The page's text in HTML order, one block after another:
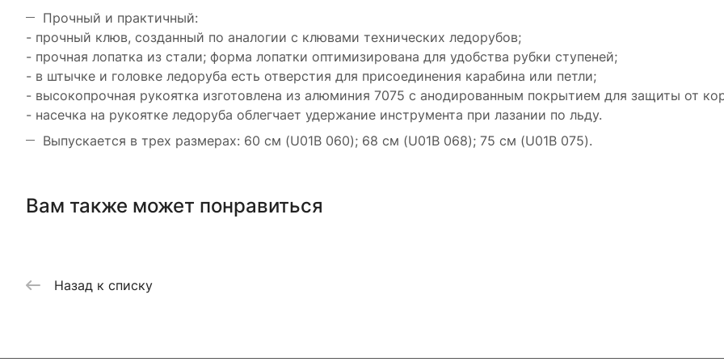
Прочный и практичный:
- прочный клюв, созданный по аналогии с клювами технических ледорубов;
- прочная лопатка из стали; форма лопатки оптимизирована для удобства рубки ступеней;
- в штычке и головке ледоруба есть отверстия для присоединения карабина или петли;
- высокопрочная рукоятка изготовлена из алюминия 7075 с анодированным покрытием для защиты от
- насечка на рукоятке ледоруба облегчает удержание инструмента при лазании по льду.
Выпускается в трех размерах: 60 см (U01B 060); 68 см (U01B 068); 75 см (U01B 075).
Вам также может понравиться
Назад к списку